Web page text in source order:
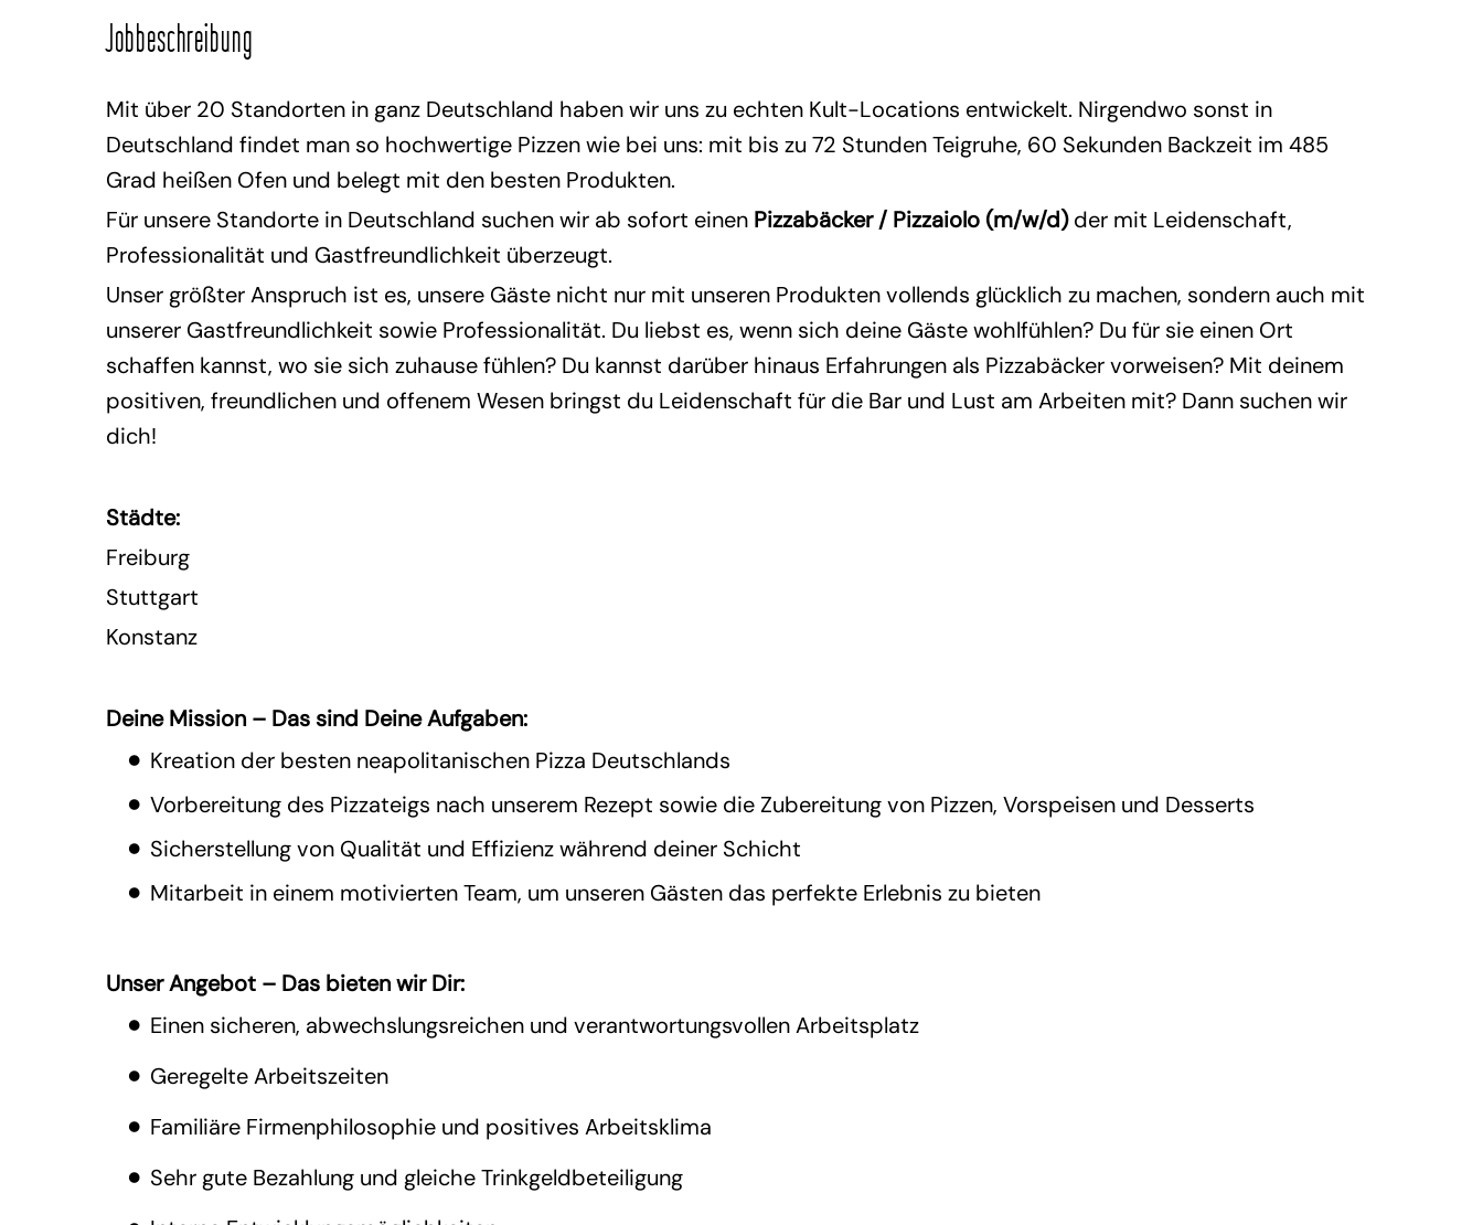
Jobbeschreibung
Mit über 20 Standorten in ganz Deutschland haben wir uns zu echten Kult-Locations entwickelt. Nirgendwo sonst in
Deutschland findet man so hochwertige Pizzen wie bei uns: mit bis zu 72 Stunden Teigruhe, 60 Sekunden Backzeit im 485
Grad heißen Ofen und belegt mit den besten Produkten.
Für unsere Standorte in Deutschland suchen wir ab sofort einen Pizzabäcker / Pizzaiolo (m/w/d)der mit Leidenschaft,
Professionalität und Gastfreundlichkeit überzeugt.
Unser größter Anspruch ist es, unsere Gäste nicht nur mit unseren Produkten vollends glücklich zu machen, sondern auch mit
unserer Gastfreundlichkeit sowie Professionalität. Du liebst es, wenn sich deine Gäste wohlfühlen? Du für sie einen Ort
schaffen kannst, wo sie sich zuhause fühlen? Du kannst darüber hinaus Erfahrungen als Pizzabäcker vorweisen? Mit deinem
positiven, freundlichen und offenem Wesen bringst du Leidenschaft für die Bar und Lust am Arbeiten mit? Dann suchen wir
dich!
Städte:
Freiburg
Stuttgart
Konstanz
Deine Mission – Das sind Deine Aufgaben:
Kreation der besten neapolitanischen Pizza Deutschlands
Vorbereitung des Pizzateigs nach unserem Rezept sowie die Zubereitung von Pizzen, Vorspeisen und Desserts
Sicherstellung von Qualität und Effizienz während deiner Schicht
Mitarbeit in einem motivierten Team, um unseren Gästen das perfekte Erlebnis zu bieten
Unser Angebot – Das bieten wir Dir:
Einen sicheren, abwechslungsreichen und verantwortungsvollen Arbeitsplatz
Geregelte Arbeitszeiten
Familiäre Firmenphilosophie und positives Arbeitsklima
Sehr gute Bezahlung und gleiche Trinkgeldbeteiligung